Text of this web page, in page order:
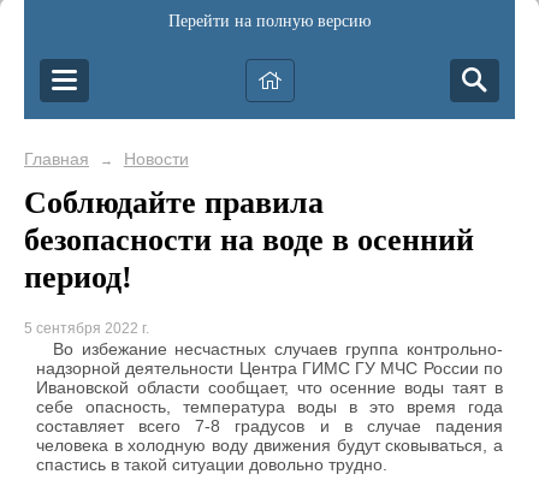
Перейти на полную версию
Главная → Новости
Соблюдайте правила
безопасности на воде в осенний
период!
5 сентября 2022 г.
Во избежание несчастных случаев группа контрольно-
надзорной деятельности Центра ГИМС ГУ МЧС России по
Ивановской области сообщает, что осенние воды таят в
себе опасность, температура воды в это время года
составляет всего 7-8 градусов и в случае падения
человека в холодную воду движения будут сковываться, а
спастись в такой ситуации довольно трудно.